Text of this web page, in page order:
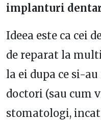
implanturi
Ideea este ca cei
de reparat la
la ei dupa ce si-
doctori (sau cum
stomatologi, incat